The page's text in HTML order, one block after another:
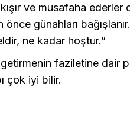
ve musafaha ederler
günahları
ne kadar hoştur.”
faziletine dair
çok iyi bilir.